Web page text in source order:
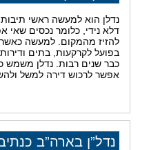
נדלן הוא למעשה ראשי
דלא נידי, כלומר נכסים שאי
להזיז מהמקום. למעשה כאשר
בפועל לקרקעות, בתים
כבר שנים רבות. נדלן משמש
אפשר לרכוש דירה למשל
נדל”ן בארה”ב